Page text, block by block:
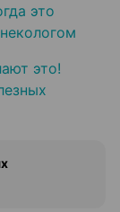
это
это!